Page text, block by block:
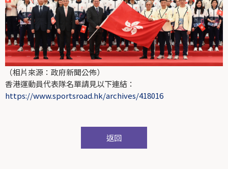
（相片來源：政府新聞公佈）
香港運動員代表隊名單請見以下連結：
https://www.sportsroad.hk/archives/418016
返回